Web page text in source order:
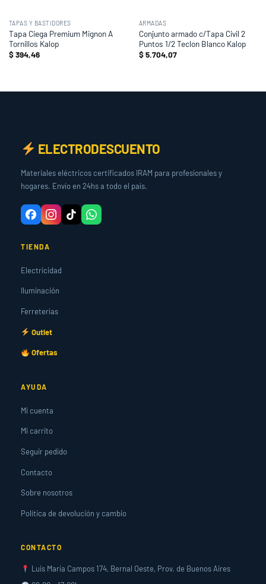
TAPAS Y BASTIDORES
Tapa Ciega Premium Mignon A
Tornillos Kalop
$394,46
ARMADAS
Conjunto armado c/Tapa Civil 2
Puntos 1/2 Teclon Blanco Kalop
$5.704,07
ELECTRODESCUENTO
Materiales eléctricos certificados IRAM para profesionales y
hogares. Envío en 24hs a todo el país.
TIENDA
Electricidad
Iluminación
Ferreterías
Outlet
Ofertas
AYUDA
Mi cuenta
Mi carrito
Seguir pedido
Contacto
Sobre nosotros
Política de devolución y cambio
CONTACTO
Luis María Campos 174, Bernal Oeste, Prov. de Buenos Aires